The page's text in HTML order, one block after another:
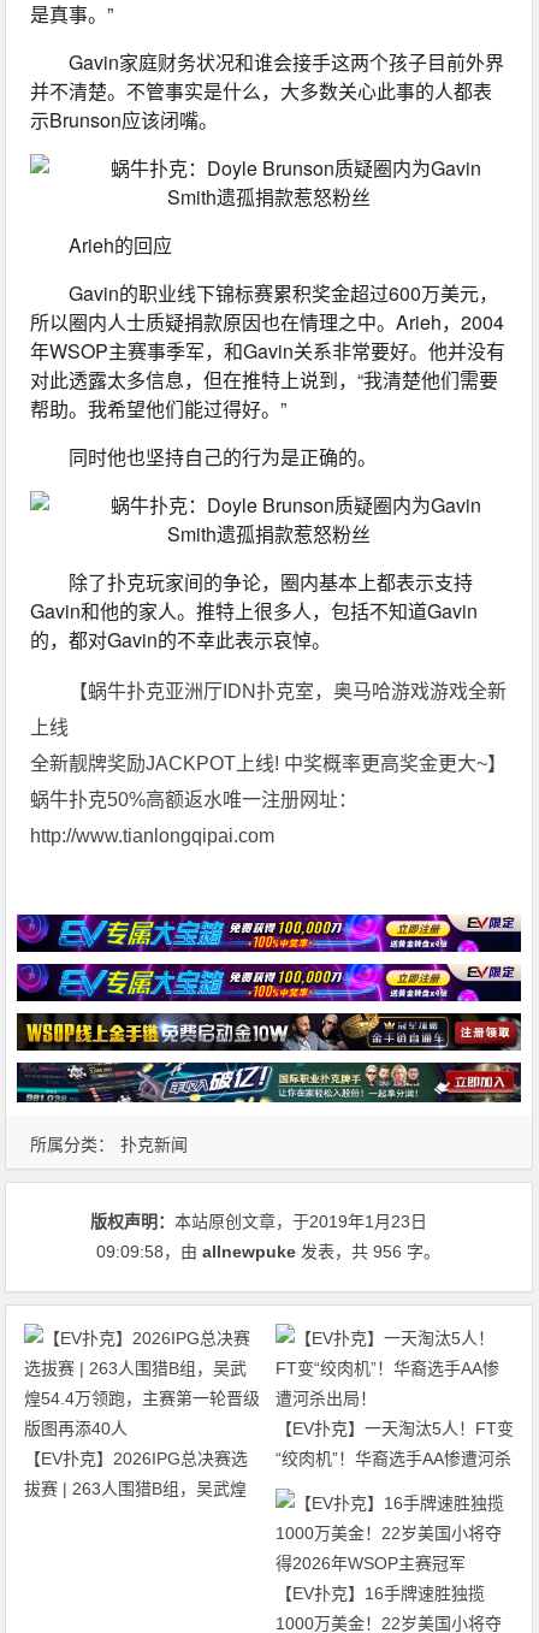
是真事。”
Gavin家庭财务状况和谁会接手这两个孩子目前外界
并不清楚。不管事实是什么，大多数关心此事的人都表
示Brunson应该闭嘴。
Arieh的回应
Gavin的职业线下锦标赛累积奖金超过600万美元，
所以圈内人士质疑捐款原因也在情理之中。Arieh，2004
年WSOP主赛事季军，和Gavin关系非常要好。他并没有
对此透露太多信息，但在推特上说到，“我清楚他们需要
帮助。我希望他们能过得好。”
同时他也坚持自己的行为是正确的。
除了扑克玩家间的争论，圈内基本上都表示支持
Gavin和他的家人。推特上很多人，包括不知道Gavin
的，都对Gavin的不幸此表示哀悼。
【蜗牛扑克亚洲厅IDN扑克室，奥马哈游戏游戏全新
上线
全新靓牌奖励JACKPOT上线! 中奖概率更高奖金更大~】
蜗牛扑克50%高额返水唯一注册网址：
http://www.tianlongqipai.com
所属分类： 扑克新闻
版权声明：本站原创文章，于2019年1月23日
09:09:58，由allnewpuke 发表，共 956 字。
【EV扑克】2026IPG总决赛选
拔赛 | 263人围猎B组，吴武煌
【EV扑克】一天淘汰5人！FT变
“绞肉机”！华裔选手AA惨遭河杀
出局！
【EV扑克】16手牌速胜独揽
1000万美金！22岁美国小将夺